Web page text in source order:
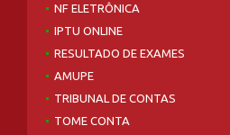
NF ELETRÔNICA
IPTU ONLINE
RESULTADO DE EXAMES
AMUPE
TRIBUNAL DE CONTAS
TOME CONTA